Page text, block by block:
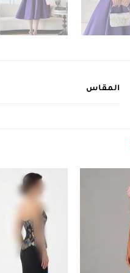
المقاس